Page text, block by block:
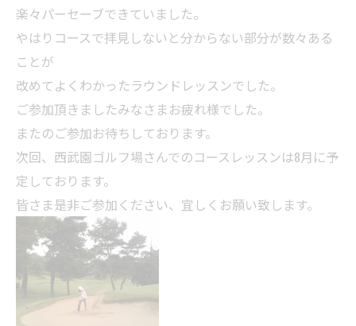
楽々パーセーブできていました。
やはりコースで拝見しないと分からない部分が数々ある
ことが
改めてよくわかったラウンドレッスンでした。
ご参加頂きましたみなさまお疲れ様でした。
またのご参加お待ちしております。
次回、西武園ゴルフ場さんでのコースレッスンは8月に予
定しております。
皆さま是非ご参加ください、宜しくお願い致します。